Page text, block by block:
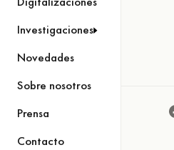
Investigaciones
Novedades
Sobre nosotros
Prensa
Contacto